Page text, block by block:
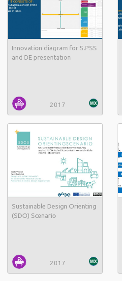
Innovation diagram for S.PSS
and DE presentation
2017
Sustainable Design Orienting
(SDO) Scenario
2017